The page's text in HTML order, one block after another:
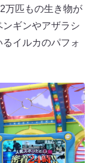
万匹もの生き物が
ギンやアザラシ
イルカのパフォ